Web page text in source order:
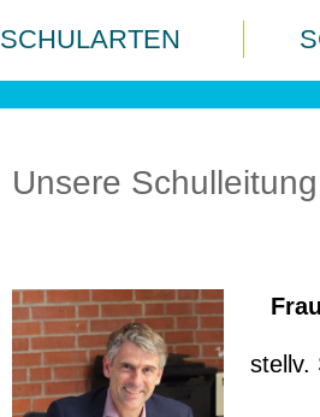
SCHULARTEN
Unsere
stellv.